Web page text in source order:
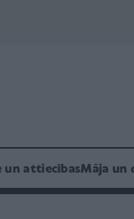
un attiecībasMāja un